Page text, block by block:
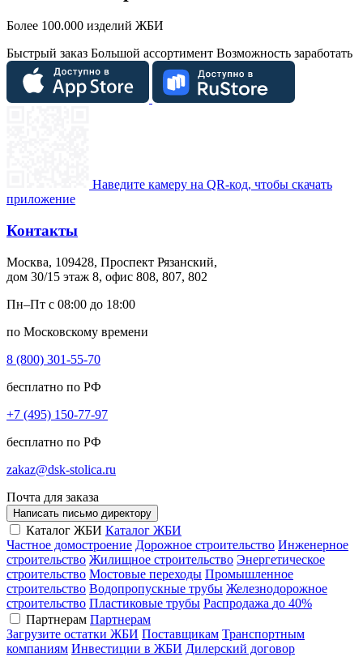
Более 100.000 изделий ЖБИ
Быстрый заказ Большой ассортимент Возможность заработать
Наведите камеру на QR-код, чтобы скачать
приложение
Контакты
Москва, 109428, Проспект Рязанский,
дом 30/15 этаж 8, офис 808, 807, 802
Пн–Пт с 08:00 до 18:00
по Московскому времени
8 (800) 301-55-70
бесплатно по РФ
+7 (495) 150-77-97
бесплатно по РФ
zakaz@dsk-stolica.ru
Почта для заказа
Написать письмо директору
Каталог ЖБИ Каталог ЖБИ
Частное домостроение Дорожное строительство Инженерное
строительство Жилищное строительство Энергетическое
строительство Мостовые переходы Промышленное
строительство Водопропускные трубы Железнодорожное
строительство Пластиковые трубы Распродажа до 40%
Партнерам Партнерам
Загрузите остатки ЖБИ Поставщикам Транспортным
компаниям Инвестиции в ЖБИ Дилерский договор